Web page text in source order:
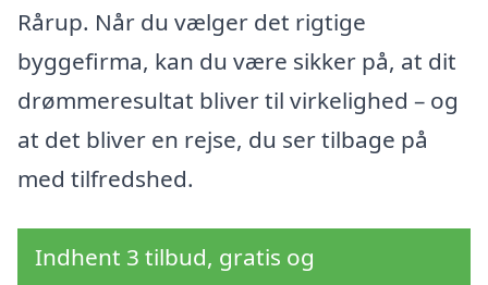
Rårup. Når du vælger det rigtige
byggefirma, kan du være sikker på, at dit
drømmeresultat bliver til virkelighed – og
at det bliver en rejse, du ser tilbage på
med tilfredshed.
Indhent 3 tilbud, gratis og